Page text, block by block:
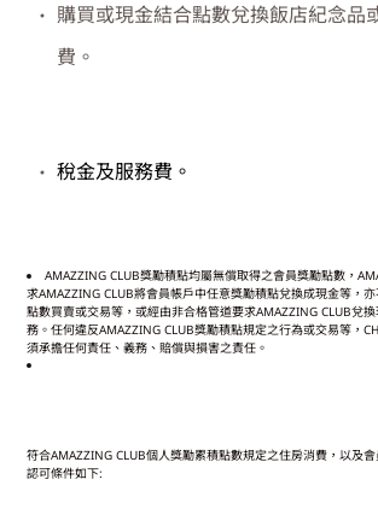
購買或現金結合點數兌換飯店紀念品
費。
稅金及服務費。
AMAZZING CLUB獎勵積點均屬無償取得之會員獎勵點數，
求AMAZZING CLUB將會員帳戶中任意獎勵積點兌換成現金等，
點數買賣或交易等，或經由非合格管道要求AMAZZING CLUB兌
務。任何違反AMAZZING CLUB獎勵積點規定之行為或交易等，
須承擔任何責任、義務、賠償與損害之責任。
符合AMAZZING CLUB個人獎勵累積點數規定之住房消費，以及
認可條件如下: